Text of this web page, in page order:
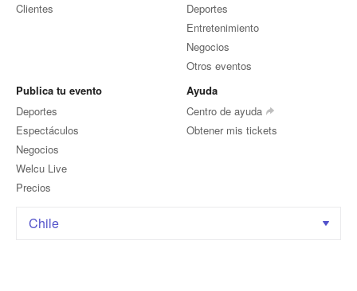
Clientes
Deportes
Entretenimiento
Negocios
Otros eventos
Publica tu evento
Deportes
Espectáculos
Negocios
Welcu Live
Precios
Ayuda
Centro de ayuda
Obtener mis tickets
Chile